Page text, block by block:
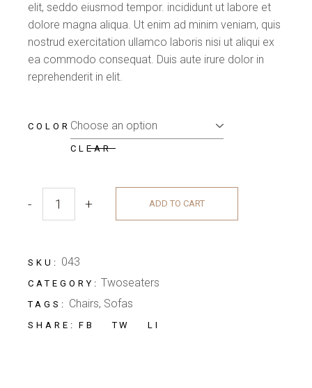
elit, seddo eiusmod tempor. incididunt ut labore et
dolore magna aliqua. Ut enim ad minim veniam, quis
nostrud exercitation ullamco laboris nisi ut aliqui ex
ea commodo consequat. Duis aute irure dolor in
reprehenderit in elit.
COLOR
CLEAR
Cozy Chair quantity
- + ADD TO CART
SKU: 043
CATEGORY: Twoseaters
TAGS: Chairs, Sofas
SHARE: FB TW LI